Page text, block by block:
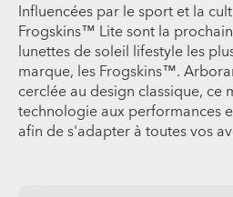
Influencées par le sport et la
Frogskins™ Lite sont la
lunettes de soleil lifestyle les
marque, les Frogskins™.
cerclée au design classique, ce
technologie aux performances
afin de s'adapter à toutes vos